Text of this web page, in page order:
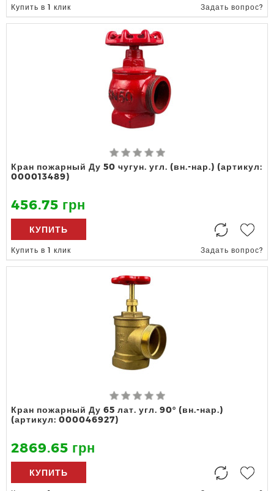
Купить в 1 клик Задать вопрос?
Кран пожарный Ду 50 чугун. угл. (вн.-нар.) (артикул:
000013489)
456.75 грн
КУПИТЬ
Купить в 1 клик Задать вопрос?
Кран пожарный Ду 65 лат. угл. 90º (вн.-нар.)
(артикул: 000046927)
2869.65 грн
КУПИТЬ